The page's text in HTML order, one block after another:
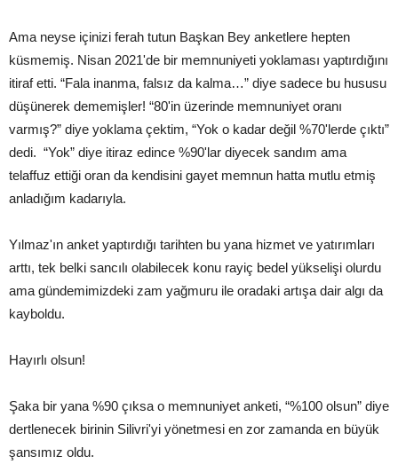
Ama neyse içinizi ferah tutun Başkan Bey anketlere hepten
küsmemiş. Nisan 2021'de bir memnuniyeti yoklaması yaptırdığını
itiraf etti. “Fala inanma, falsız da kalma…” diye sadece bu hususu
düşünerek dememişler! “80'in üzerinde memnuniyet oranı
varmış?” diye yoklama çektim, “Yok o kadar değil %70'lerde çıktı”
dedi. “Yok” diye itiraz edince %90'lar diyecek sandım ama
telaffuz ettiği oran da kendisini gayet memnun hatta mutlu etmiş
anladığım kadarıyla.
Yılmaz'ın anket yaptırdığı tarihten bu yana hizmet ve yatırımları
arttı, tek belki sancılı olabilecek konu rayiç bedel yükselişi olurdu
ama gündemimizdeki zam yağmuru ile oradaki artışa dair algı da
kayboldu.
Hayırlı olsun!
Şaka bir yana %90 çıksa o memnuniyet anketi, “%100 olsun” diye
dertlenecek birinin Silivri'yi yönetmesi en zor zamanda en büyük
şansımız oldu.